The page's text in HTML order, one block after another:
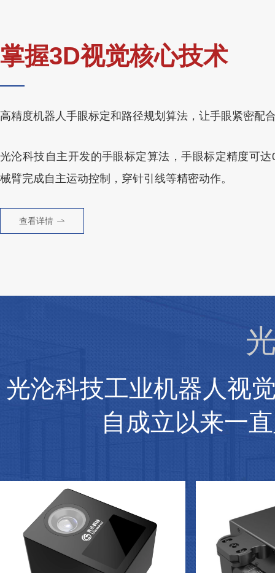
掌握3D视觉核心技术
高精度机器人手眼标定和路径规划算法，让手眼紧密配
光沦科技自主开发的手眼标定算法，手眼标定精度可
械臂完成自主运动控制，穿针引线等精密动作。
查看详情
光沦科技工业机器人视
自成立以来一